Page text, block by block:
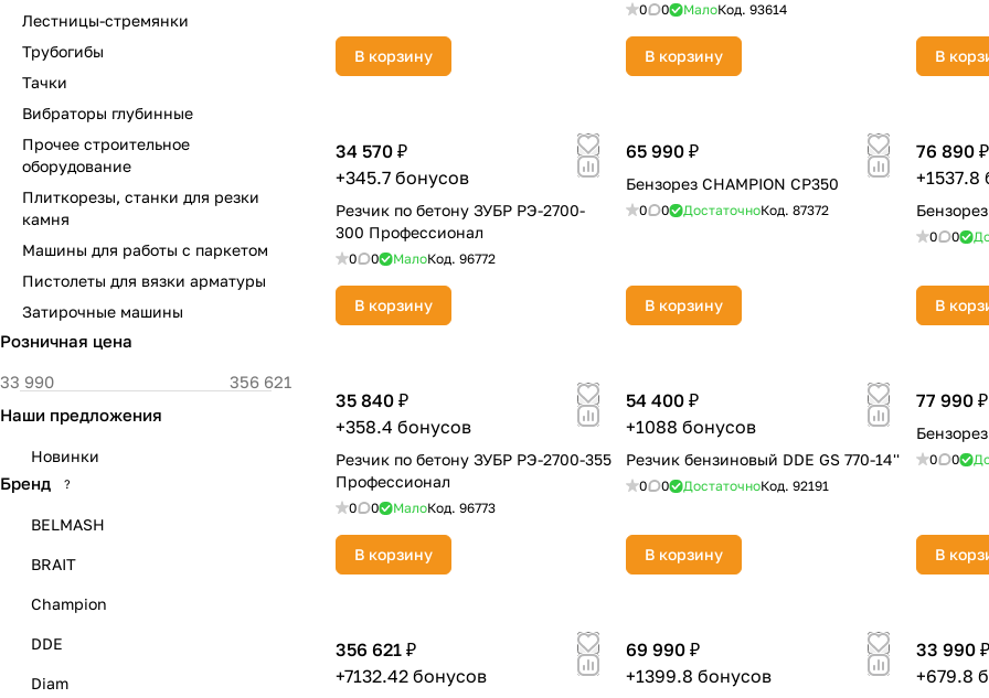
В корзину
0 0 МалоКод. 93614
В корзину В
34 570 ₽
+345.7 бонусов
Резчик по бетону ЗУБР РЭ-2700-
300 Профессионал
0 0 МалоКод. 96772
В корзину
65 990 ₽
Бензорез CHAMPION CP350
0 0 ДостаточноКод. 87372
В корзину
76 890 ₽
+1537.8
0 0
В
35 840 ₽
+358.4 бонусов
Резчик по бетону ЗУБР РЭ-2700-355
Профессионал
0 0 МалоКод. 96773
В корзину
54 400 ₽
+1088 бонусов
Резчик бензиновый DDE GS 770-14''
0 0 ДостаточноКод. 92191
В корзину
77 990 ₽
0 0
В
356 621 ₽
+7132.42 бонусов
69 990 ₽
+1399.8 бонусов
33 990 ₽
+679.8
Лестницы-стремянки
Трубогибы
Тачки
Вибраторы глубинные
Прочее строительное
оборудование
Плиткорезы, станки для резки
камня
Машины для работы с паркетом
Пистолеты для вязки арматуры
Затирочные машины
Розничная цена
Наши предложения
Новинки
Бренд ?
BELMASH
BRAIT
Champion
DDE
Diam
об оплате Плайтом
раз в 2
Остались вопросы?